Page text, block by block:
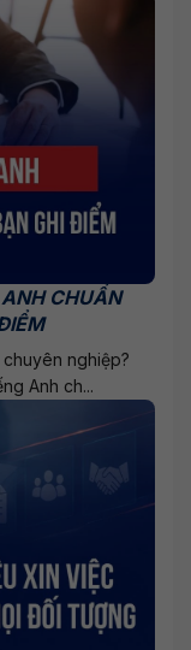
CHUẨN
nghiệp?
Anh ch...